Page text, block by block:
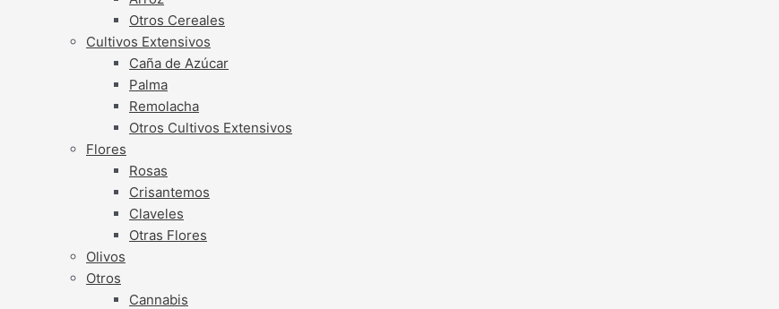
Otros Cereales
Cultivos Extensivos
Caña de Azúcar
Palma
Remolacha
Otros Cultivos Extensivos
Flores
Rosas
Crisantemos
Claveles
Otras Flores
Olivos
Otros
Cannabis